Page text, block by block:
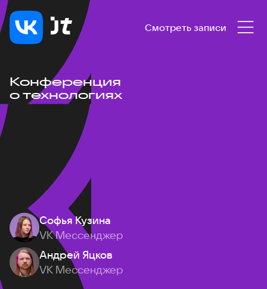
Смотреть записи
Конференция
о технологиях
Софья Кузина
VK Мессенджер
Андрей Яцков
VK Мессенджер